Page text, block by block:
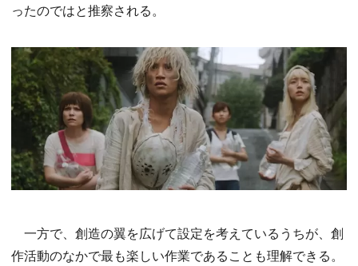
ったのではと推察される。
一方で、創造の翼を広げて設定を考えているうちが、創
作活動のなかで最も楽しい作業であることも理解できる。